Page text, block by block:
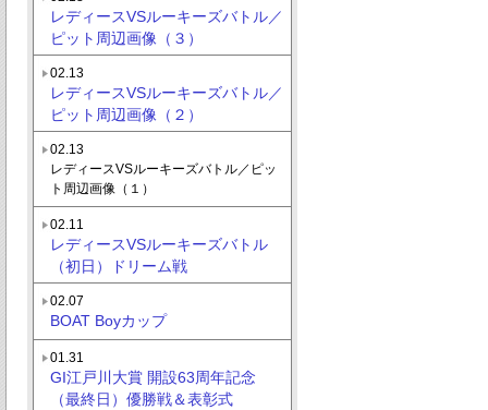
レディースVSルーキーズバトル／
ピット周辺画像（３）
02.13
レディースVSルーキーズバトル／
ピット周辺画像（２）
02.13
レディースVSルーキーズバトル／ピッ
ト周辺画像（１）
02.11
レディースVSルーキーズバトル
（初日）ドリーム戦
02.07
BOAT Boyカップ
01.31
GI江戸川大賞 開設63周年記念
（最終日）優勝戦＆表彰式